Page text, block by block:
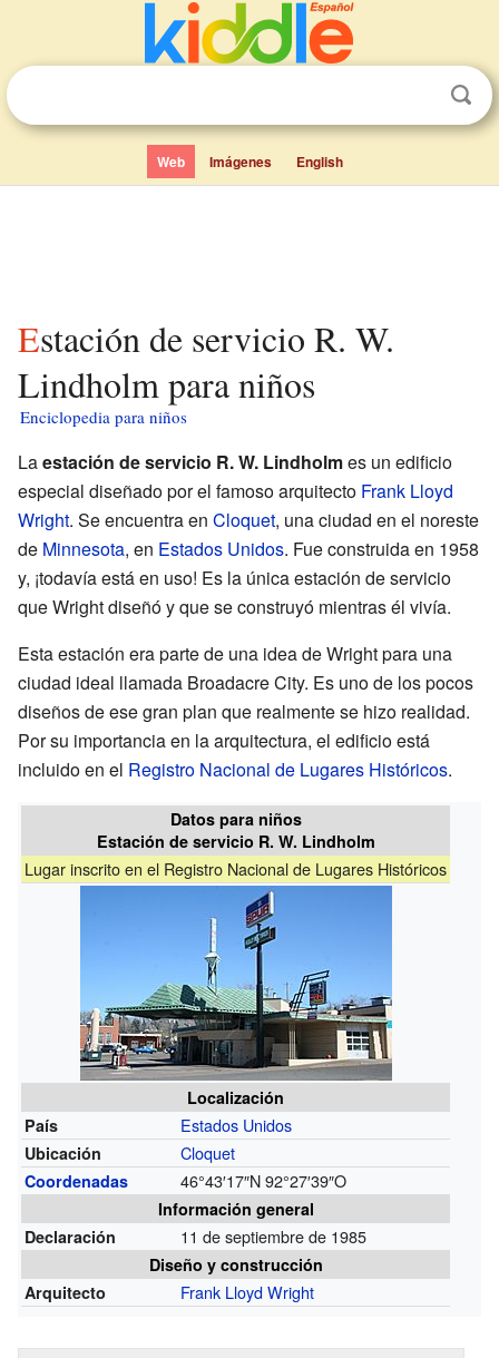
Web Imágenes English
Estación de servicio R. W.
Lindholm para niños
Enciclopedia para niños
Laestación de servicio R. W. Lindholmes un edificio
especial diseñado por el famoso arquitecto Frank Lloyd
Wright. Se encuentra en Cloquet, una ciudad en el noreste
de Minnesota, en Estados Unidos. Fue construida en 1958
y, ¡todavía está en uso! Es la única estación de servicio
que Wright diseñó y que se construyó mientras él vivía.
Esta estación era parte de una idea de Wright para una
ciudad ideal llamada Broadacre City. Es uno de los pocos
diseños de ese gran plan que realmente se hizo realidad.
Por su importancia en la arquitectura, el edificio está
incluido en el Registro Nacional de Lugares Históricos.
Datos para niños
Estación de servicio R. W. Lindholm
Lugar inscrito en el Registro Nacional de Lugares Históricos
Localización
País
Estados Unidos
Ubicación Cloquet
Coordenadas 46°43′17″N92°27′39″O
Información general
Declaración
11 de septiembre de 1985
Diseño y construcción
Arquitecto
Frank Lloyd Wright